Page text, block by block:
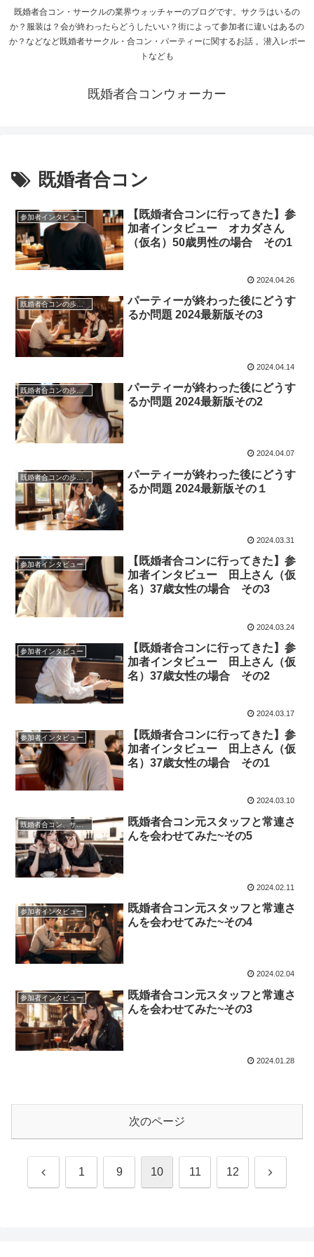
既婚者合コン・サークルの業界ウォッチャーのブログです。サクラはいるの
か？服装は？会が終わったらどうしたいい？街によって参加者に違いはあるの
か？などなど既婚者サークル・合コン・パーティーに関するお話 。潜入レポー
トなども
既婚者合コンウォーカー
既婚者合コン
参加者インタビュー
【既婚者合コンに行ってきた】参
加者インタビュー オカダさん
（仮名）50歳男性の場合 その1
2024.04.26
既婚者合コンの歩き方
パーティーが終わった後にどうす
るか問題 2024最新版その3
2024.04.14
既婚者合コンの歩き方
パーティーが終わった後にどうす
るか問題 2024最新版その2
2024.04.07
既婚者合コンの歩き方
パーティーが終わった後にどうす
るか問題 2024最新版その１
2024.03.31
参加者インタビュー
【既婚者合コンに行ってきた】参
加者インタビュー 田上さん（仮
名）37歳女性の場合 その3
2024.03.24
参加者インタビュー
【既婚者合コンに行ってきた】参
加者インタビュー 田上さん（仮
名）37歳女性の場合 その2
2024.03.17
参加者インタビュー
【既婚者合コンに行ってきた】参
加者インタビュー 田上さん（仮
名）37歳女性の場合 その1
2024.03.10
既婚者合コン、サークル、パーティーについて
既婚者合コン元スタッフと常連さ
んを会わせてみた~その5
2024.02.11
参加者インタビュー
既婚者合コン元スタッフと常連さ
んを会わせてみた~その4
2024.02.04
参加者インタビュー
既婚者合コン元スタッフと常連さ
んを会わせてみた~その3
2024.01.28
次のページ
前 1 9 10 11 12 次